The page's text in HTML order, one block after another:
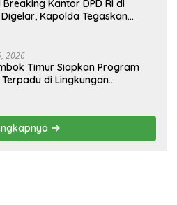
Breaking Kantor DPD RI di
Kapolda Tegaskan
2026
Timur Siapkan Program
di Lingkungan